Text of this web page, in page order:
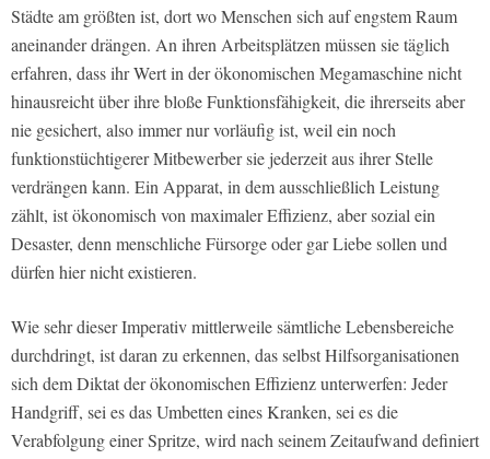
Städte am größten ist, dort wo Menschen sich auf engstem Raum
aneinander drängen. An ihren Arbeitsplätzen müssen sie täglich
erfahren, dass ihr Wert in der ökonomischen Megamaschine nicht
hinausreicht über ihre bloße Funktionsfähigkeit, die ihrerseits aber
nie gesichert, also immer nur vorläufig ist, weil ein noch
funktionstüchtigerer Mitbewerber sie jederzeit aus ihrer Stelle
verdrängen kann. Ein Apparat, in dem ausschließlich Leistung
zählt, ist ökonomisch von maximaler Effizienz, aber sozial ein
Desaster, denn menschliche Fürsorge oder gar Liebe sollen und
dürfen hier nicht existieren.
Wie sehr dieser Imperativ mittlerweile sämtliche Lebensbereiche
durchdringt, ist daran zu erkennen, das selbst Hilfsorganisationen
sich dem Diktat der ökonomischen Effizienz unterwerfen: Jeder
Handgriff, sei es das Umbetten eines Kranken, sei es die
Verabfolgung einer Spritze, wird nach seinem Zeitaufwand definiert